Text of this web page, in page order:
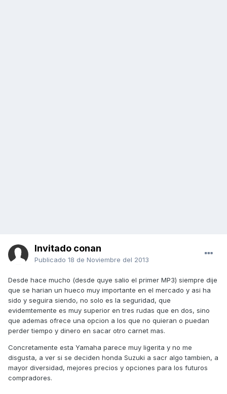
Invitado conan
Publicado 18 de Noviembre del 2013
Desde hace mucho (desde quye salio el primer MP3) siempre dije
que se harian un hueco muy importante en el mercado y asi ha
sido y seguira siendo, no solo es la seguridad, que
evidemtemente es muy superior en tres rudas que en dos, sino
que ademas ofrece una opcion a los que no quieran o puedan
perder tiempo y dinero en sacar otro carnet mas.
Concretamente esta Yamaha parece muy ligerita y no me
disgusta, a ver si se deciden honda Suzuki a sacr algo tambien, a
mayor diversidad, mejores precios y opciones para los futuros
compradores.